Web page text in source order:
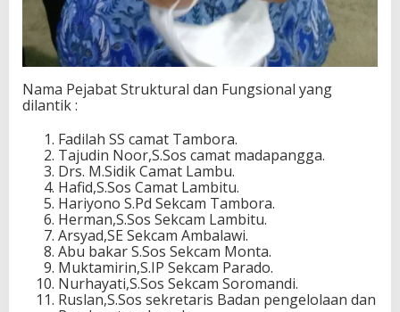
Nama Pejabat Struktural dan Fungsional yang
dilantik :
Fadilah SS camat Tambora.
Tajudin Noor,S.Sos camat madapangga.
Drs. M.Sidik Camat Lambu.
Hafid,S.Sos Camat Lambitu.
Hariyono S.Pd Sekcam Tambora.
Herman,S.Sos Sekcam Lambitu.
Arsyad,SE Sekcam Ambalawi.
Abu bakar S.Sos Sekcam Monta.
Muktamirin,S.IP Sekcam Parado.
Nurhayati,S.Sos Sekcam Soromandi.
Ruslan,S.Sos sekretaris Badan pengelolaan dan